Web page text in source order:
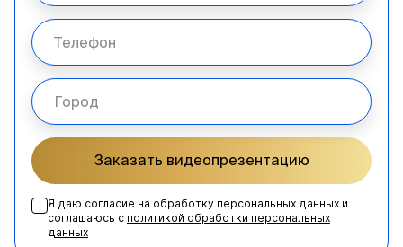
Заказать видеопрезентацию
Я даю согласие на обработку персональных данных и
соглашаюсь с политикой обработки персональных
данных